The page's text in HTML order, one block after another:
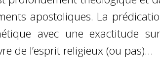
apostoliques. La
avec une exactitude
de l’esprit religieux (ou pas)…